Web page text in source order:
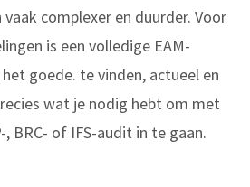
complexer en duurder. Voor
is een volledige EAM-
goede. te vinden, actueel en
wat je nodig hebt om met
, BRC- of IFS-audit in te gaan.